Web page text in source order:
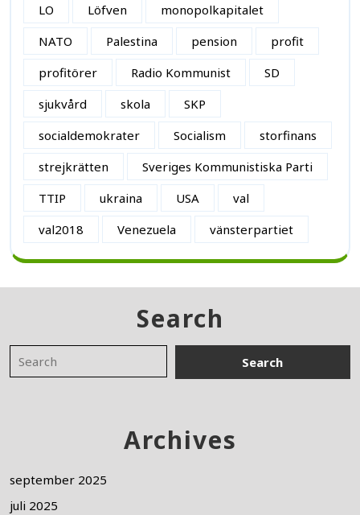
LO
Löfven
monopolkapitalet
NATO
Palestina pension
profit
profitörer
Radio Kommunist
SD
sjukvård
skola
SKP
socialdemokrater
Socialism
storfinans
strejkrätten
Sveriges Kommunistiska Parti
TTIP
ukraina USA
val
val2018
Venezuela vänsterpartiet
Search
Archives
september 2025
juli 2025